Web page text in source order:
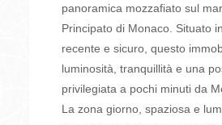
panoramica mozzafiato sul
Principato di Monaco. Situato
recente e sicuro, questo
luminosità, tranquillità e una
privilegiata a pochi minuti da
La zona giorno, spaziosa e